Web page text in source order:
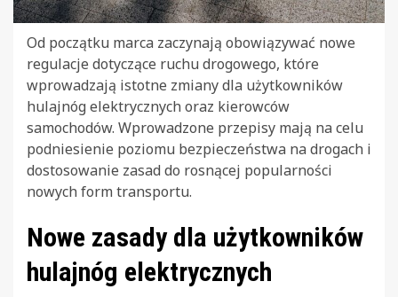
Od początku marca zaczynają obowiązywać nowe
regulacje dotyczące ruchu drogowego, które
wprowadzają istotne zmiany dla użytkowników
hulajnóg elektrycznych oraz kierowców
samochodów. Wprowadzone przepisy mają na celu
podniesienie poziomu bezpieczeństwa na drogach i
dostosowanie zasad do rosnącej popularności
nowych form transportu.
Nowe zasady dla użytkowników
hulajnóg elektrycznych